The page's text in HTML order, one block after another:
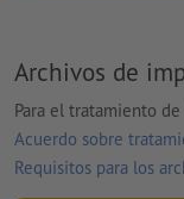
Archivos de
Para el tratamiento
Acuerdo sobre
Requisitos para los